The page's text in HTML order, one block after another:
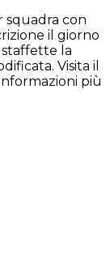
squadra con
il giorno
staffette la
Visita il
più